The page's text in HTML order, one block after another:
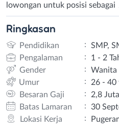
lowongan untuk posisi sebagai
Ringkasan
Pendidikan :
SMP,
Pengalaman
:
1 - 2
Gender
:
Wanita
Umur
:
26 - 40
Besaran Gaji
:
2,8 Juta
Batas Lamaran
:
30
Lokasi Kerja
: